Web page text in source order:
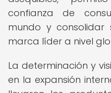
confianza de
mundo y consolidar
marca líder a nivel
La determinación y
en la expansión